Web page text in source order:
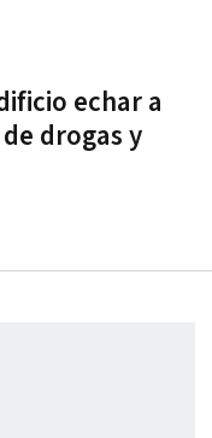
echar a
drogas y